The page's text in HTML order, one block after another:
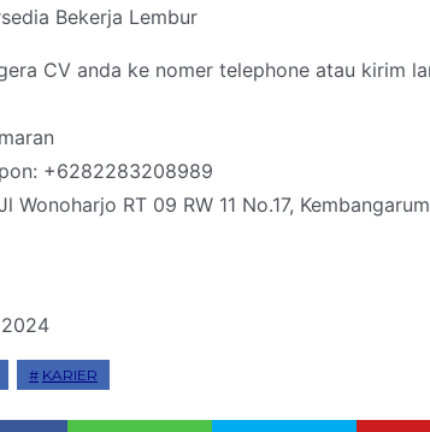
Bekerja Lembur
CV anda ke nomer telephone atau kirim
+6282283208989
Wonoharjo RT 09 RW 11 No.17,
KARIER